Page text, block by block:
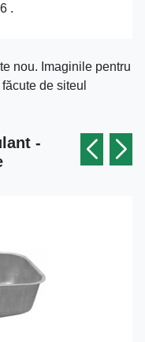
.
nou. Imaginile pentru
de siteul
-